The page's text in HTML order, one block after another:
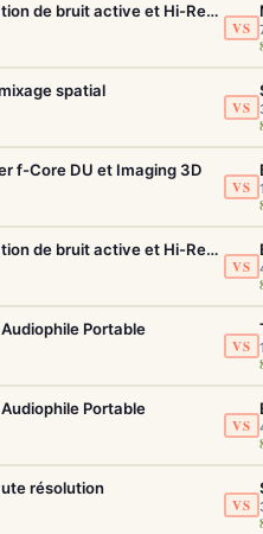
Sony WH-1000XM5 – Casque sans fil à réduction de bruit active et Hi-Res LDAC
VS
spatial
VS
f-Core DU et Imaging 3D
VS
Sony WH-1000XM5 – Casque sans fil à réduction de bruit active et Hi-Res LDAC
VS
Portable
VS
Portable
VS
résolution
VS